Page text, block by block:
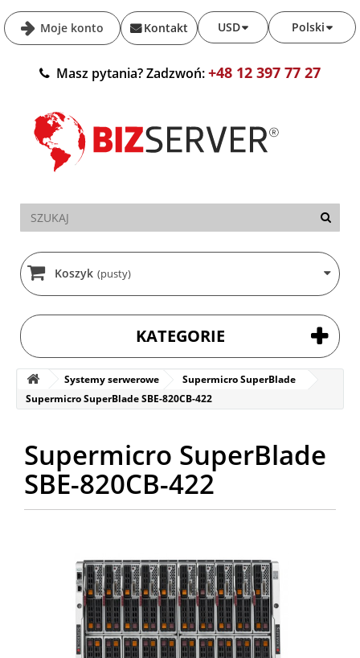
Moje konto Polski
USD
Kontakt
Masz pytania? Zadzwoń:+48 12 397 77 27
Koszyk (pusty)
KATEGORIE
Systemy serwerowe
Supermicro SuperBlade
Supermicro SuperBlade SBE-820CB-422
Supermicro SuperBlade
SBE-820CB-422